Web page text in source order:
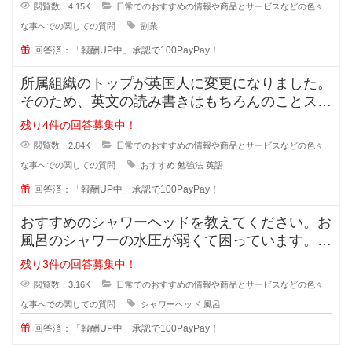
閲覧数：4.15K 日常でのおすすめの情報や商品とサービスなどの色々
な事へでの関しての質問 副業
回答済：「報酬UP中」承認で100PayPay！
所属組織のトップが英国人に変更になりました。
そのため、英文の読み書きはもちろんのことスピ
ーキング及びリスニングスキルが必
残り4件の回答募集中！
閲覧数：2.84K 日常でのおすすめの情報や商品とサービスなどの色々
な事へでの関しての質問 おすすめ 勉強法 英語
回答済：「報酬UP中」承認で100PayPay！
おすすめのシャワーヘッドを教えてください。お
風呂のシャワーの水圧が弱くて困っています。最
近ではミラブルやリファなど値段が
残り3件の回答募集中！
閲覧数：3.16K 日常でのおすすめの情報や商品とサービスなどの色々
な事へでの関しての質問 シャワーヘッド 風呂
回答済：「報酬UP中」承認で100PayPay！